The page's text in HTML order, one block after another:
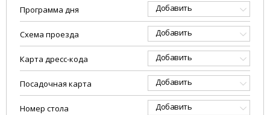
Программа дня Добавить
Схема проезда Добавить
Карта дресс-кода Добавить
Посадочная карта Добавить
Номер стола Добавить